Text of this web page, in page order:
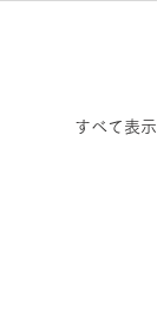
すべて表示